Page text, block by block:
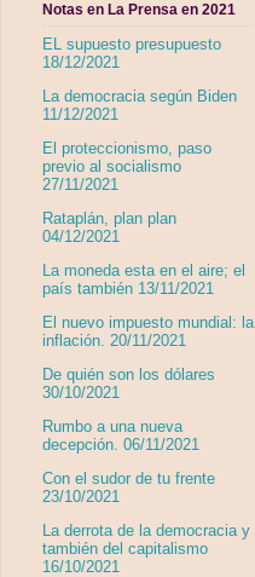
Notas en La Prensa en 2021
EL supuesto presupuesto
18/12/2021
La democracia según Biden
11/12/2021
El proteccionismo, paso
previo al socialismo
27/11/2021
Rataplán, plan plan
04/12/2021
La moneda esta en el aire; el
país también 13/11/2021
El nuevo impuesto mundial: la
inflación. 20/11/2021
De quién son los dólares
30/10/2021
Rumbo a una nueva
decepción. 06/11/2021
Con el sudor de tu frente
23/10/2021
La derrota de la democracia y
también del capitalismo
16/10/2021